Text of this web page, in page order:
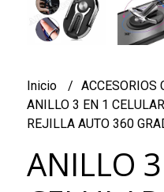
Inicio
ACCESORIOS
ANILLO 3 EN 1
REJILLA AUTO 360
ANILLO